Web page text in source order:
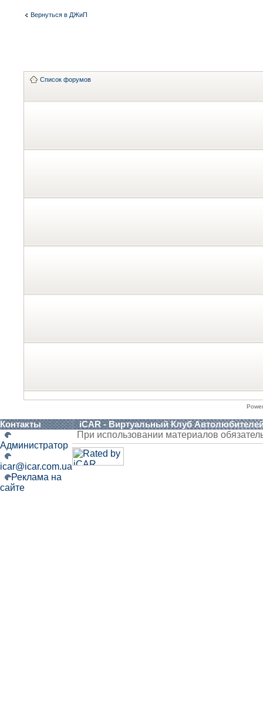
Вернуться в ДЖиП
Список форумов
Контакты iCAR - Виртуальный Клуб
Администратор
icar@icar.com.ua
Реклама на
сайте
При использовании материалов